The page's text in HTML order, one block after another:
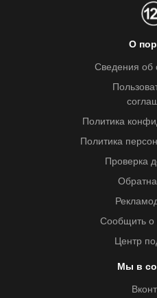
О
Сведения об
Политика
Политика
Проверка
Сообщить о
Центр
Мы в